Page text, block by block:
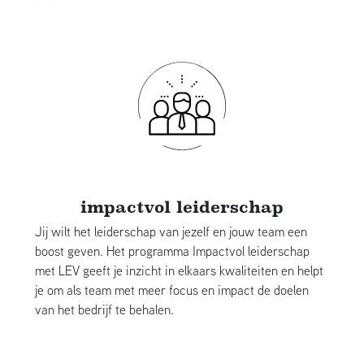
impactvol leiderschap
Jij wilt het leiderschap van jezelf en jouw team een
boost geven. Het programma Impactvol leiderschap
met LEV geeft je inzicht in elkaars kwaliteiten en helpt
je om als team met meer focus en impact de doelen
van het bedrijf te behalen.